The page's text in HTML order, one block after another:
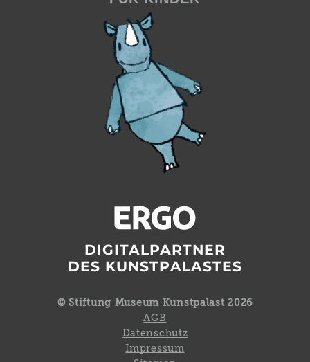
DIGITALPARTNER
DES KUNSTPALASTES
© Stiftung Museum Kunstpalast 2026
AGB
Datenschutz
Impressum